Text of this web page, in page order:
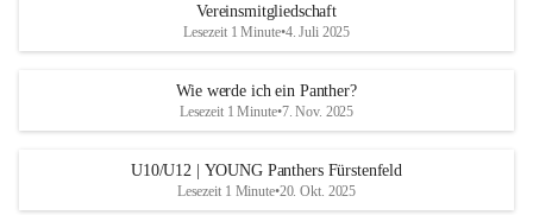
Vereinsmitgliedschaft
Lesezeit 1 Minute•4. Juli 2025
Wie werde ich ein Panther?
Lesezeit 1 Minute•7. Nov. 2025
U10/U12 | YOUNG Panthers Fürstenfeld
Lesezeit 1 Minute•20. Okt. 2025